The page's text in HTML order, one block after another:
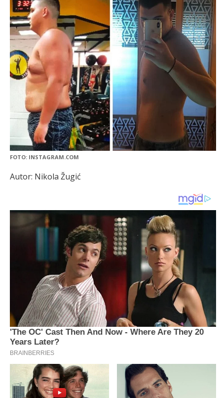
FOTO: INSTAGRAM.COM
Autor: Nikola Žugić